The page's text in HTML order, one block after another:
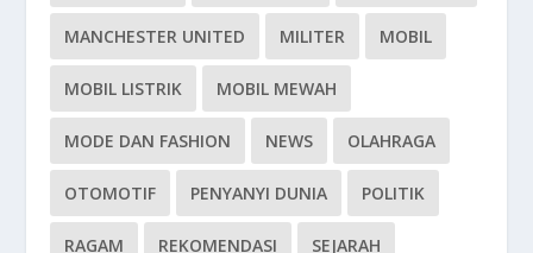
MANCHESTER UNITED MILITER MOBIL
MOBIL LISTRIK MOBIL MEWAH
MODE DAN FASHION NEWS OLAHRAGA
OTOMOTIF PENYANYI DUNIA POLITIK
RAGAM REKOMENDASI SEJARAH